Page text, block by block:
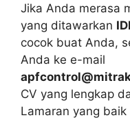
Jika Anda merasa
yang ditawarkan
cocok buat Anda,
Anda ke e-mail
CV yang lengkap
Lamaran yang